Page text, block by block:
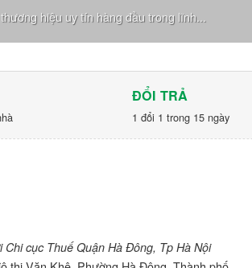
hiệu uy tín hàng đầu trong lĩnh...
ĐỔI TRẢ
1 đổi 1 trong 15 ngày
cục Thuế Quận Hà Đông, Tp Hà Nội